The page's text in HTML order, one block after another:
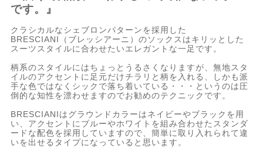
です。』
クラシカルなシェブロンパターンを採用した
BRESCIANI（ブレッシアーニ）のソックスはキリッとした
スーツスタイルに合わせたいエレガントな一足です。
柄系のスタイルにはちょっとうるさくなりますが、無地スタ
イルのアクセントに足元だけチラリと柄を入れる、しかも派
手な色ではなくシックで落ち着いている・・・というのは圧
倒的な知性を漂わせますのでお勧めのテクニックです。
BRESCIANIはグラウンドカラーはネイビーやブラックを用
い、アクセントにブルーやホワイトを組み合わせたスタンダ
ードな配色を採用していますので、簡単に取り入れられて違
いを出せるタイプになっていると思います。